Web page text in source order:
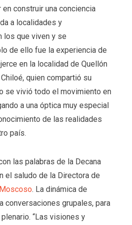
construir una conciencia
a localidades y
los que viven y se
de ello fue la experiencia de
en la localidad de Quellón
quien compartió su
se vivió todo el movimiento en
a una óptica muy especial
de las realidades
país.
las palabras de la Decana
el saludo de la Directora de
. La dinámica de
conversaciones grupales, para
“Las visiones y